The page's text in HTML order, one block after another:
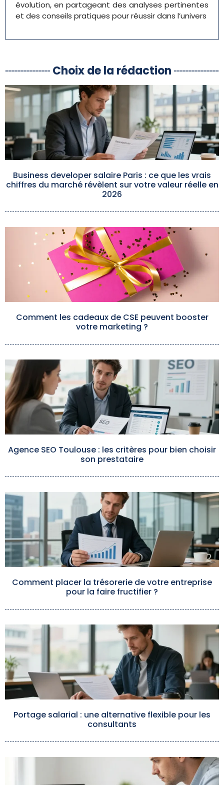
évolution, en partageant des analyses pertinentes
et des conseils pratiques pour réussir dans l’univers
Choix de la rédaction
Business developer salaire Paris : ce que les vrais
chiffres du marché révèlent sur votre valeur réelle en
2026
Comment les cadeaux de CSE peuvent booster
votre marketing ?
Agence SEO Toulouse : les critères pour bien choisir
son prestataire
Comment placer la trésorerie de votre entreprise
pour la faire fructifier ?
Portage salarial : une alternative flexible pour les
consultants